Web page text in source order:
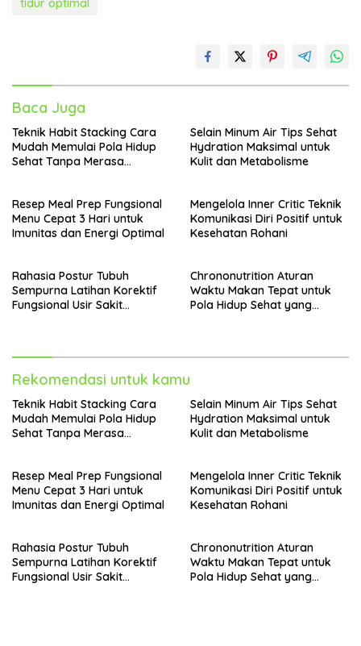
tidur optimal
Baca Juga
Teknik Habit Stacking Cara
Mudah Memulai Pola Hidup
Sehat Tanpa Merasa
Selain Minum Air Tips Sehat
Hydration Maksimal untuk
Kulit dan Metabolisme
Resep Meal Prep Fungsional
Menu Cepat 3 Hari untuk
Imunitas dan Energi Optimal
Mengelola Inner Critic Teknik
Komunikasi Diri Positif untuk
Kesehatan Rohani
Rahasia Postur Tubuh
Sempurna Latihan Korektif
Fungsional Usir Sakit
Chrononutrition Aturan
Waktu Makan Tepat untuk
Pola Hidup Sehat yang
Rekomendasi untuk kamu
Teknik Habit Stacking Cara
Mudah Memulai Pola Hidup
Sehat Tanpa Merasa
Selain Minum Air Tips Sehat
Hydration Maksimal untuk
Kulit dan Metabolisme
Resep Meal Prep Fungsional
Menu Cepat 3 Hari untuk
Imunitas dan Energi Optimal
Mengelola Inner Critic Teknik
Komunikasi Diri Positif untuk
Kesehatan Rohani
Rahasia Postur Tubuh
Sempurna Latihan Korektif
Fungsional Usir Sakit
Chrononutrition Aturan
Waktu Makan Tepat untuk
Pola Hidup Sehat yang